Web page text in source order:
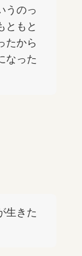
うのっ
ともと
たから
なった
生きた